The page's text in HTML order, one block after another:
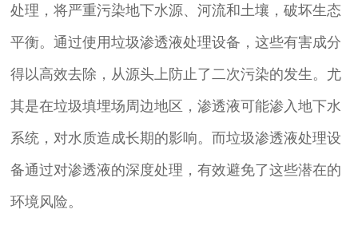
处理，将严重污染地下水源、河流和土壤，破坏生态
平衡。通过使用垃圾渗透液处理设备，这些有害成分
得以高效去除，从源头上防止了二次污染的发生。尤
其是在垃圾填埋场周边地区，渗透液可能渗入地下水
系统，对水质造成长期的影响。而垃圾渗透液处理设
备通过对渗透液的深度处理，有效避免了这些潜在的
环境风险。